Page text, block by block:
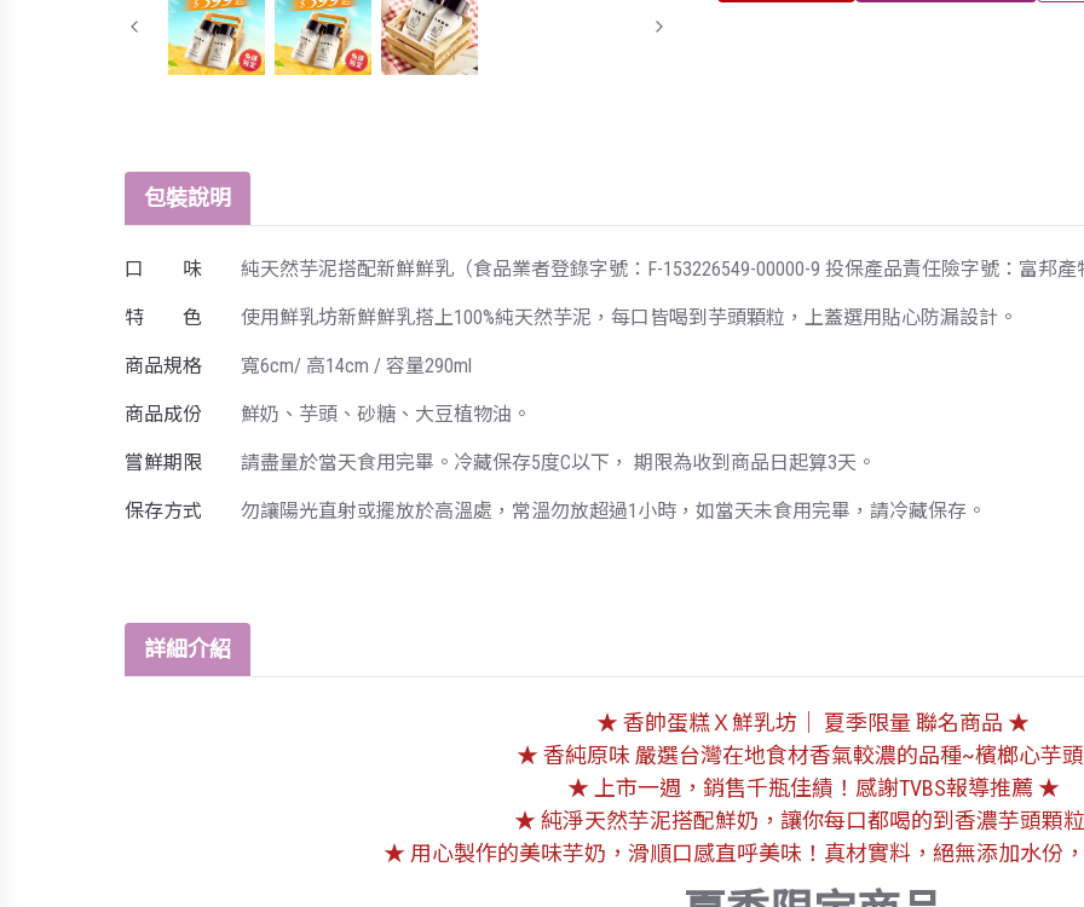
包裝說明
口 味 純天然芋泥搭配新鮮鮮乳（食品業者登錄字號：F-153226549-00000-9 投保產品責任險字號：富邦產
特 色 使用鮮乳坊新鮮鮮乳搭上100%純天然芋泥，每口皆喝到芋頭顆粒，上蓋選用貼心防漏設計。
商品規格 寬6cm/ 高14cm / 容量290ml
商品成份 鮮奶、芋頭、砂糖、大豆植物油。
嘗鮮期限 請盡量於當天食用完畢。冷藏保存5度C以下， 期限為收到商品日起算3天。
保存方式 勿讓陽光直射或擺放於高溫處，常溫勿放超過1小時，如當天未食用完畢，請冷藏保存。
詳細介紹
★ 香帥蛋糕Ｘ鮮乳坊｜ 夏季限量 聯名商品 ★
★ 香純原味 嚴選台灣在地食材香氣較濃的品種~檳榔心芋
★ 上市一週，銷售千瓶佳績！感謝TVBS報導推薦 ★
★ 純淨天然芋泥搭配鮮奶，讓你每口都喝的到香濃芋頭顆
★ 用心製作的美味芋奶，滑順口感直呼美味！真材實料，絕無添加水份